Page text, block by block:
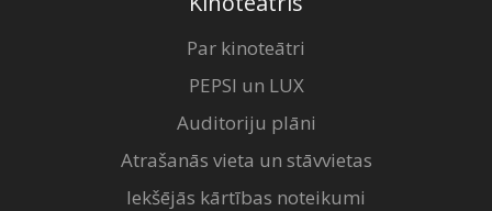
Par kinoteātri
PEPSI un LUX
Auditoriju plāni
Atrašanās vieta un stāvvietas
Iekšējās kārtības noteikumi